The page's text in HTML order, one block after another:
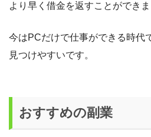
より早く借金を返すことができま
今はPCだけで仕事ができる時代
見つけやすいです。
おすすめの副業